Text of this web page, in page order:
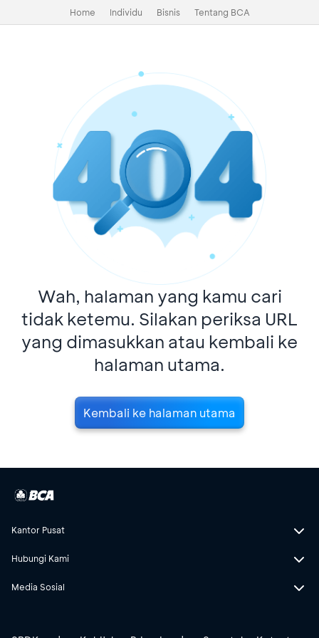
Home Individu Bisnis Tentang BCA
Wah, halaman yang kamu cari
tidak ketemu. Silakan periksa URL
yang dimasukkan atau kembali ke
halaman utama.
Kembali ke halaman utama
Kantor Pusat
Hubungi Kami
Media Sosial